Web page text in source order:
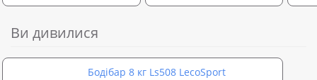
Ви дивилися
Бодібар 8 кг Ls508 LecoSport